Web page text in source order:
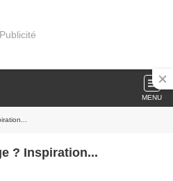
Publicité
MENU
? Inspiration...